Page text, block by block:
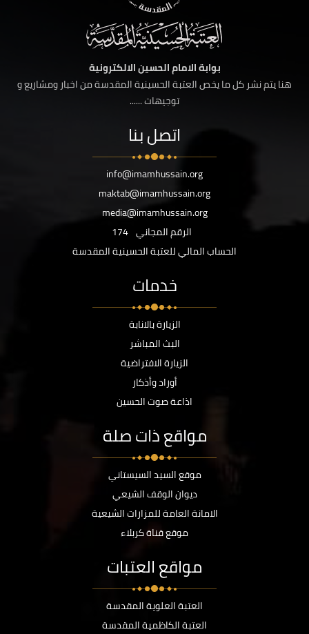
بوابة الامام الحسين الالكترونية
هنا يتم نشر كل ما يخص العتبة الحسينية المقدسة من اخبار ومشاريع و
توجيهات ......
اتصل بنا
info@imamhussain.org
maktab@imamhussain.org
media@imamhussain.org
الرقم المجاني 174
الحساب المالي للعتبة الحسينية المقدسة
خدمات
الزيارة بالانابة
البث المباشر
الزيارة الافتراضية
أوراد وأذكار
اذاعة صوت الحسين
مواقع ذات صلة
موقع السيد السيستاني
ديوان الوقف الشيعي
الامانة العامة للمزارات الشيعية
موقع قناة كربلاء
مواقع العتبات
العتبة العلوية المقدسة
العتبة الكاظمية المقدسة